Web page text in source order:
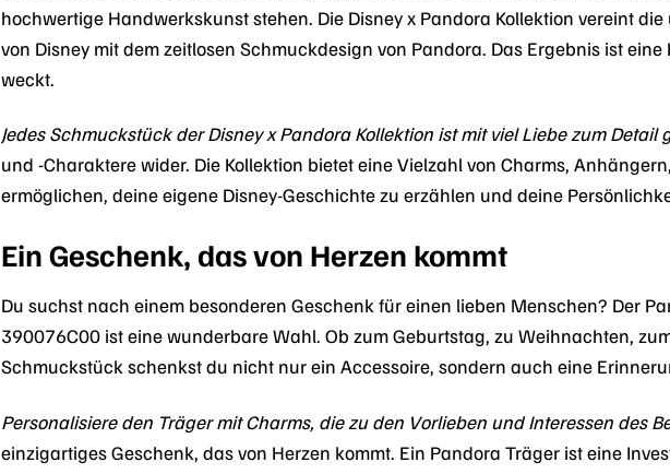
hochwertige Handwerkskunst stehen. Die Disney x Pandora Kollektion vereint
von Disney mit dem zeitlosen Schmuckdesign von Pandora. Das Ergebnis ist
weckt.
Jedes Schmuckstück der Disney x Pandora Kollektion ist mit viel Liebe zum Detail
und -Charaktere wider. Die Kollektion bietet eine Vielzahl von Charms,
ermöglichen, deine eigene Disney-Geschichte zu erzählen und deine
Ein Geschenk, das von Herzen kommt
Du suchst nach einem besonderen Geschenk für einen lieben Menschen? Der
390076C00 ist eine wunderbare Wahl. Ob zum Geburtstag, zu Weihnachten,
Schmuckstück schenkst du nicht nur ein Accessoire, sondern auch eine
Personalisiere den Träger mit Charms, die zu den Vorlieben und Interessen des
einzigartiges Geschenk, das von Herzen kommt. Ein Pandora Träger ist eine